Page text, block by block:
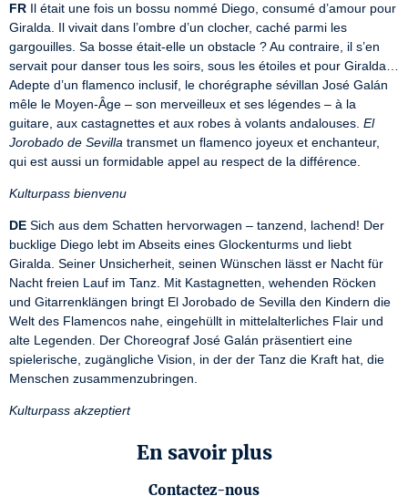
FR Il était une fois un bossu nommé Diego, consumé d’amour pour
Giralda. Il vivait dans l’ombre d’un clocher, caché parmi les
gargouilles. Sa bosse était-elle un obstacle ? Au contraire, il s’en
servait pour danser tous les soirs, sous les étoiles et pour Giralda…
Adepte d’un flamenco inclusif, le chorégraphe sévillan José Galán
mêle le Moyen-Âge – son merveilleux et ses légendes – à la
guitare, aux castagnettes et aux robes à volants andalouses. El
Jorobado de Sevilla transmet un flamenco joyeux et enchanteur,
qui est aussi un formidable appel au respect de la différence.
Kulturpass bienvenu
DE Sich aus dem Schatten hervorwagen – tanzend, lachend! Der
bucklige Diego lebt im Abseits eines Glockenturms und liebt
Giralda. Seiner Unsicherheit, seinen Wünschen lässt er Nacht für
Nacht freien Lauf im Tanz. Mit Kastagnetten, wehenden Röcken
und Gitarrenklängen bringt El Jorobado de Sevilla den Kindern die
Welt des Flamencos nahe, eingehüllt in mittelalterliches Flair und
alte Legenden. Der Choreograf José Galán präsentiert eine
spielerische, zugängliche Vision, in der der Tanz die Kraft hat, die
Menschen zusammenzubringen.
Kulturpass akzeptiert
En savoir plus
Contactez-nous